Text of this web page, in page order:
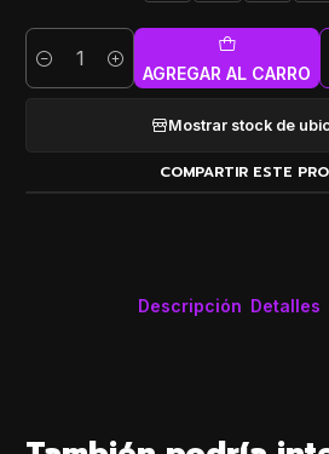
Cantidad AGREGAR AL CARRO
Mostrar stock de
COMPARTIR ESTE
Descripción Detalles